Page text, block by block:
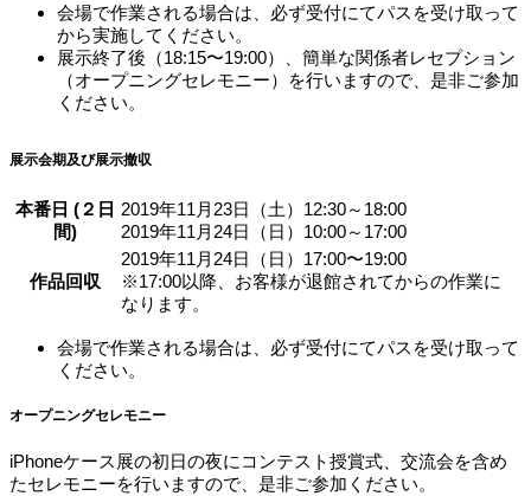
会場で作業される場合は、必ず受付にてパスを受け取って
から実施してください。
展示終了後（18:15〜19:00）、簡単な関係者レセプション
（オープニングセレモニー）を行いますので、是非ご参加
ください。
展示会期及び展示撤収
本番日 (２日
間)
2019年11月23日（土）12:30～18:00
2019年11月24日（日）10:00～17:00
作品回収
2019年11月24日（日）17:00〜19:00
※17:00以降、お客様が退館されてからの作業に
なります。
会場で作業される場合は、必ず受付にてパスを受け取って
ください。
オープニングセレモニー
iPhoneケース展の初日の夜にコンテスト授賞式、交流会を含め
たセレモニーを行いますので、是非ご参加ください。